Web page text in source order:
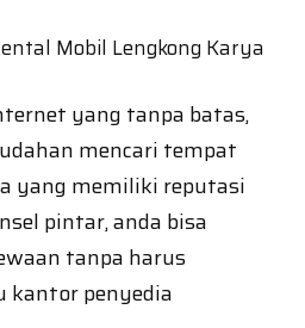
Mobil Lengkong Karya
yang tanpa batas,
mencari tempat
yang memiliki reputasi
pintar, anda bisa
tanpa harus
kantor penyedia